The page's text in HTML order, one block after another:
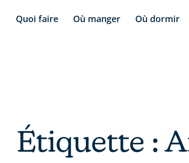
Quoi faire Où manger Où dormir
Étiquette :